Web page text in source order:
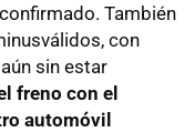
También
con
sin estar
freno con el
automóvil